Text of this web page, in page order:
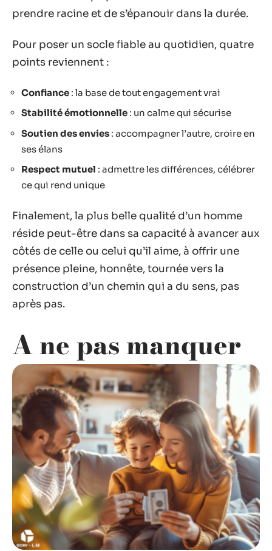
prendre racine et de s’épanouir dans la durée.
Pour poser un socle fiable au quotidien, quatre
points reviennent :
Confiance : la base de tout engagement vrai
Stabilité émotionnelle : un calme qui sécurise
Soutien des envies : accompagner l’autre, croire en
ses élans
Respect mutuel : admettre les différences, célébrer
ce qui rend unique
Finalement, la plus belle qualité d’un homme
réside peut-être dans sa capacité à avancer aux
côtés de celle ou celui qu’il aime, à offrir une
présence pleine, honnête, tournée vers la
construction d’un chemin qui a du sens, pas
après pas.
A ne pas manquer